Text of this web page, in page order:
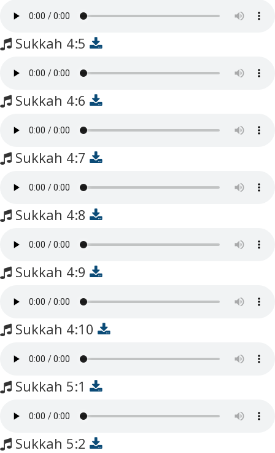
Sukkah 4:5
Sukkah 4:6
Sukkah 4:7
Sukkah 4:8
Sukkah 4:9
Sukkah 4:10
Sukkah 5:1
Sukkah 5:2